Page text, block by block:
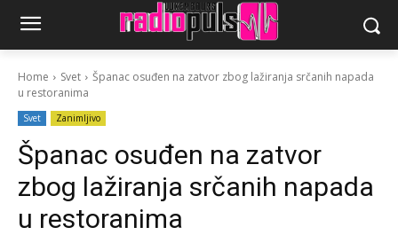
Home Svet
Španac osuđen na zatvor zbog lažiranja srčanih napada
u restoranima
Svet Zanimljivo
Španac osuđen na zatvor
zbog lažiranja srčanih napada
u restoranima